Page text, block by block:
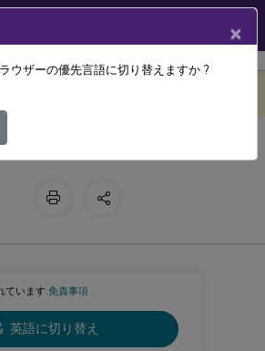
Desktops7 2511 Thinwire
ています.免責事項
英語に切り替え
スとスケーラビリティに
×
ウザーの優先言語に切り替えますか ?